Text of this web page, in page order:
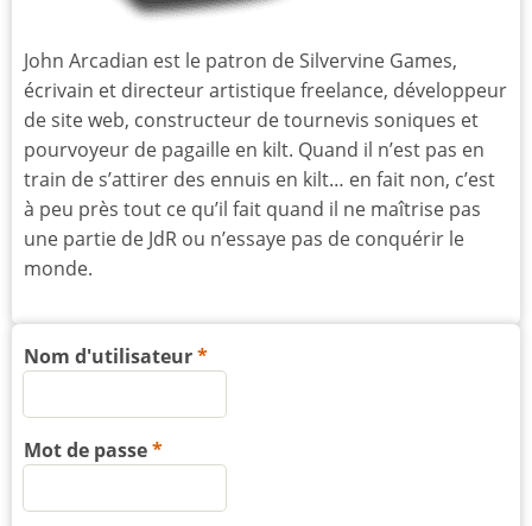
John Arcadian est le patron de Silvervine Games,
écrivain et directeur artistique freelance, développeur
de site web, constructeur de tournevis soniques et
pourvoyeur de pagaille en kilt. Quand il n’est pas en
train de s’attirer des ennuis en kilt… en fait non, c’est
à peu près tout ce qu’il fait quand il ne maîtrise pas
une partie de JdR ou n’essaye pas de conquérir le
monde.
Nom d'utilisateur
Mot de passe